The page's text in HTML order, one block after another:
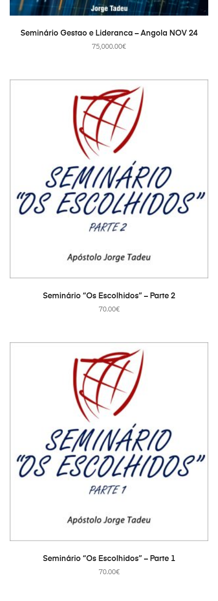
ADICIONAR
Seminário Gestao e Lideranca – Angola NOV 24
75,000.00€
ADICIONAR
Seminário “Os Escolhidos” – Parte 2
70.00€
ADICIONAR
Seminário “Os Escolhidos” – Parte 1
70.00€